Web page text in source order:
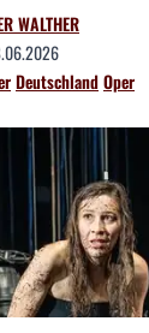
WALTHER
DeutschlandOper